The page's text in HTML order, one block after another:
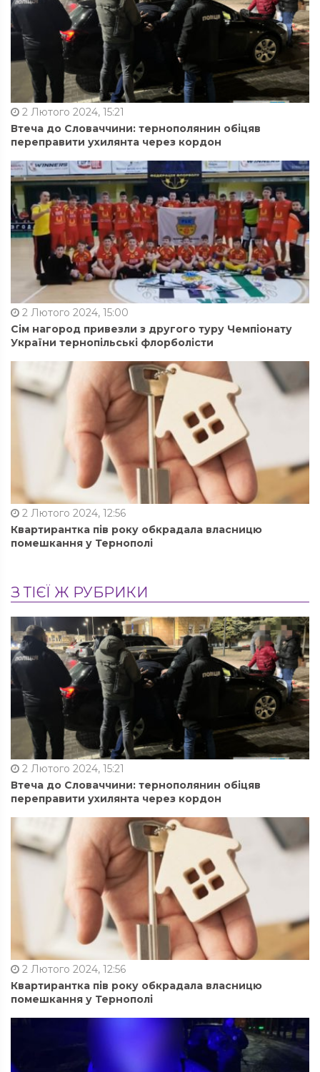
2 Лютого 2024, 15:21
Втеча до Словаччини: тернополянин обіцяв
переправити ухилянта через кордон
2 Лютого 2024, 15:00
Сім нагород привезли з другого туру Чемпіонату
України тернопільські флорболісти
2 Лютого 2024, 12:56
Квартирантка пів року обкрадала власницю
помешкання у Тернополі
З ТІЄЇ Ж РУБРИКИ
2 Лютого 2024, 15:21
Втеча до Словаччини: тернополянин обіцяв
переправити ухилянта через кордон
2 Лютого 2024, 12:56
Квартирантка пів року обкрадала власницю
помешкання у Тернополі